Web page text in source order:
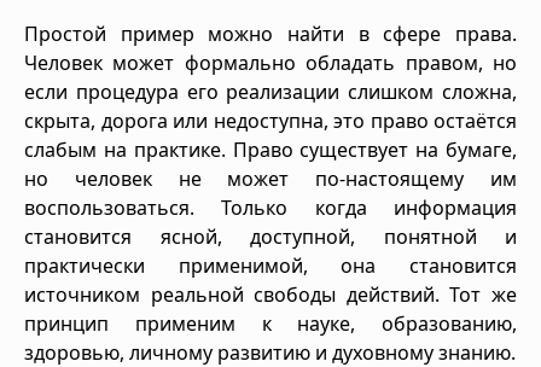
Простой пример можно найти в сфере права.
Человек может формально обладать правом, но
если процедура его реализации слишком сложна,
скрыта, дорога или недоступна, это право остаётся
слабым на практике. Право существует на бумаге,
но человек не может по-настоящему им
воспользоваться. Только когда информация
становится ясной, доступной, понятной и
практически применимой, она становится
источником реальной свободы действий. Тот же
принцип применим к науке, образованию,
здоровью, личному развитию и духовному знанию.